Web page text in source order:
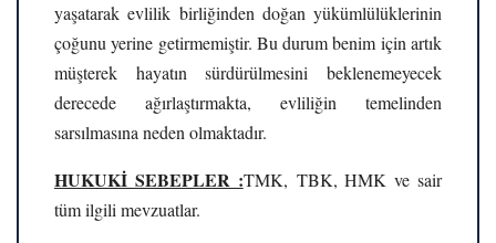
yaşatarak evlilik birliğinden doğan yükümlülüklerinin
çoğunu yerine getirmemiştir. Bu durum benim için artık
müşterek hayatın sürdürülmesini beklenemeyecek
derecede ağırlaştırmakta, evliliğin temelinden
sarsılmasına neden olmaktadır.
HUKUKİ SEBEPLER :TMK, TBK, HMK ve sair
tüm ilgili mevzuatlar.